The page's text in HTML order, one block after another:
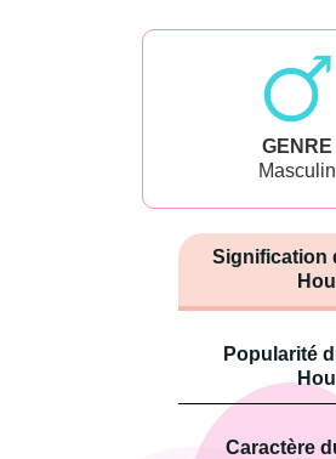
GENRE
Masculin
Signification
Popularité
Caractère